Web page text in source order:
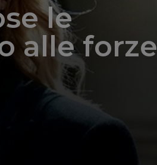
le
alle forze